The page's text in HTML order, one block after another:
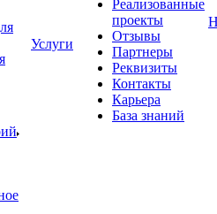
Услуги
Реализованные
проекты
Отзывы
Партнеры
Реквизиты
Контакты
Карьера
База знаний